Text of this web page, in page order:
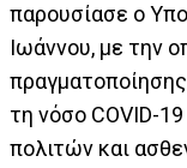
παρουσίασε ο
Ιωάννου, με την
τη νόσο COVID-
πολιτών και